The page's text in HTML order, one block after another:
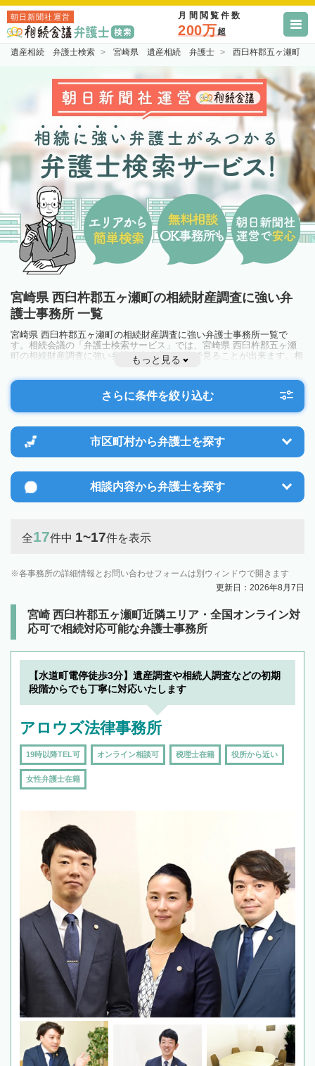
朝日新聞社運営 月間閲覧件数
200万超
遺産相続 弁護士検索 宮崎県 遺産相続 弁護士 西臼杵郡五ヶ瀬町
宮崎県 西臼杵郡五ヶ瀬町の相続財産調査に強い弁
護士事務所 一覧
宮崎県 西臼杵郡五ヶ瀬町の相続財産調査に強い弁護士事務所一覧で
す。相続会議の「弁護士検索サービス」では、宮崎県 西臼杵郡五ヶ瀬
町の相続財産調査に強い弁護士事務所を一覧で見ることが出来ます。相
続のトラブルやお悩みを抱えている方は一度近隣の弁護士に相談してみ
ましょう。
もっと見る
さらに条件を絞り込む
市区町村から弁護士を探す
相談内容から弁護士を探す
全17件中 1~17件を表示
各事務所の詳細情報とお問い合わせフォームは別ウィンドウで開きます
更新日：2026年8月7日
宮崎 西臼杵郡五ヶ瀬町近隣エリア・全国オンライン対
応可で相続対応可能な弁護士事務所
【水道町電停徒歩3分】遺産調査や相続人調査などの初期
段階からでも丁寧に対応いたします
アロウズ法律事務所
19時以降TEL可 オンライン相談可 税理士在籍 役所から近い
女性弁護士在籍